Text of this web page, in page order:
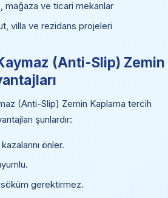
, mağaza ve ticari mekanlar
villa ve rezidans projeleri
(Anti-Slip) Zemin
(Anti-Slip) Zemin Kaplama tercih
şunlardır:
önler.
gerektirmez.